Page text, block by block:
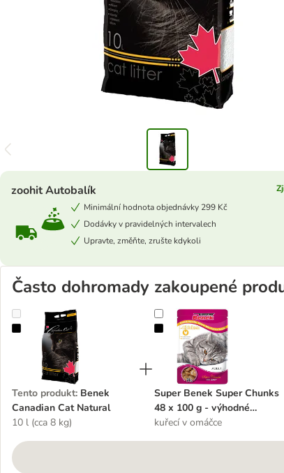
zoohit Autobalík
Minimální hodnota objednávky 299 Kč
Dodávky v pravidelných intervalech
Upravte, změňte, zrušte kdykoli
Často dohromady zakoupené
Benek Canadian Cat Natural
Tento produkt: Benek
Canadian Cat Natural
10 l (cca 8 kg)
Super Benek Super
Super Benek Super Chunks
48 x 100 g - výhodné
balení
kuřecí v omáčce